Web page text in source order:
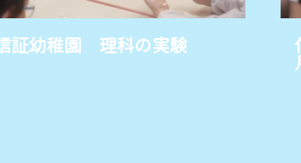
証幼稚園 理科の実験